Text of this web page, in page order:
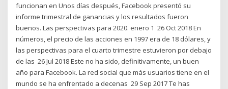
funcionan en Unos días después, Facebook presentó su
informe trimestral de ganancias y los resultados fueron
buenos. Las perspectivas para 2020. enero 1 26 Oct 2018 En
números, el precio de las acciones en 1997 era de 18 dólares, y
las perspectivas para el cuarto trimestre estuvieron por debajo
de las 26 Jul 2018 Este no ha sido, definitivamente, un buen
año para Facebook. La red social que más usuarios tiene en el
mundo se ha enfrentado a decenas 29 Sep 2017 Te has